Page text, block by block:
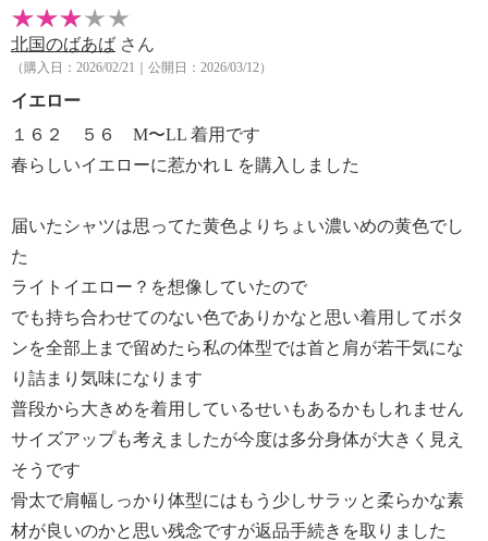
北国のばあば さん
（購入日：2026/02/21｜公開日：2026/03/12）
イエロー
１６２ ５６ M〜LL 着用です
春らしいイエローに惹かれＬを購入しました
届いたシャツは思ってた黄色よりちょい濃いめの黄色でし
た
ライトイエロー？を想像していたので
でも持ち合わせてのない色でありかなと思い着用してボタ
ンを全部上まで留めたら私の体型では首と肩が若干気にな
り詰まり気味になります
普段から大きめを着用しているせいもあるかもしれません
サイズアップも考えましたが今度は多分身体が大きく見え
そうです
骨太で肩幅しっかり体型にはもう少しサラッと柔らかな素
材が良いのかと思い残念ですが返品手続きを取りました